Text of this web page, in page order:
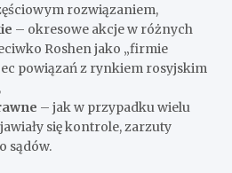
rozwiązaniem,
– okresowe akcje w różnych
Roshen jako „firmie
powiązań z rynkiem rosyjskim
– jak w przypadku wielu
się kontrole, zarzuty
sądów.